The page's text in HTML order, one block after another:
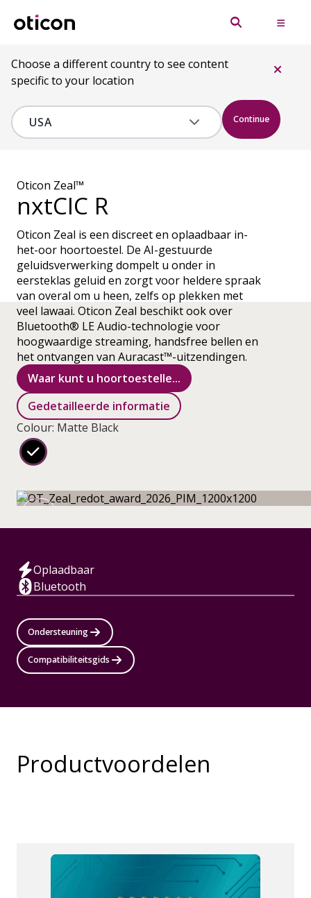
Choose a different country to see content
specific to your location
Continue
Oticon Zeal™
nxtCIC R
Oticon Zeal is een discreet en oplaadbaar in-
het-oor hoortoestel. De AI-gestuurde
geluidsverwerking dompelt u onder in
eersteklas geluid en zorgt voor heldere spraak
van overal om u heen, zelfs op plekken met
veel lawaai. Oticon Zeal beschikt ook over
Bluetooth® LE Audio-technologie voor
hoogwaardige streaming, handsfree bellen en
het ontvangen van Auracast™-uitzendingen.
Waar kunt u hoortoestelle...
Gedetailleerde informatie
Colour: Matte Black
Oplaadbaar
Bluetooth
Ondersteuning
Compatibiliteitsgids
Productvoordelen